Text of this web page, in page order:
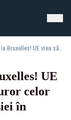
Decizie dură pregătită la Bruxelles! UE vrea să interzică accesul tuturor celor care au luptat de partea Rusiei în Ucraina
UE
celor
în